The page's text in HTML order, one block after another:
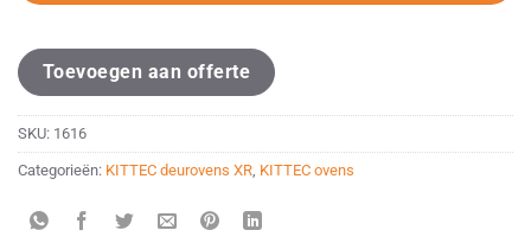
Toevoegen aan offerte
SKU: 1616
Categorieën: KITTEC deurovens XR KITTEC ovens